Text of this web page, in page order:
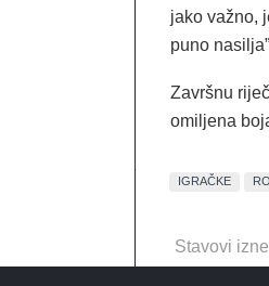
jako važno,
puno
Završnu
omiljena
IGRAČKE
Stavovi